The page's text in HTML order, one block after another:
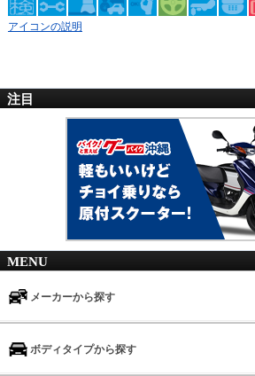
アイコンの説明
注目
MENU
メーカーから探す
ボディタイプから探す